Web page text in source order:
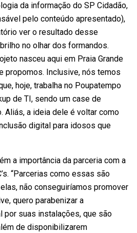
da informação do SP Cidadão,
pelo conteúdo apresentado),
ver o resultado desse
no olhar dos formandos.
nasceu aqui em Praia Grande
propomos. Inclusive, nós temos
hoje, trabalha no Poupatempo
de TI, sendo um case de
Aliás, a ideia dele é voltar como
digital para idosos que
a importância da parceria com a
“Parcerias como essas são
não conseguiríamos promover
quero parabenizar a
por suas instalações, que são
de disponibilizarem